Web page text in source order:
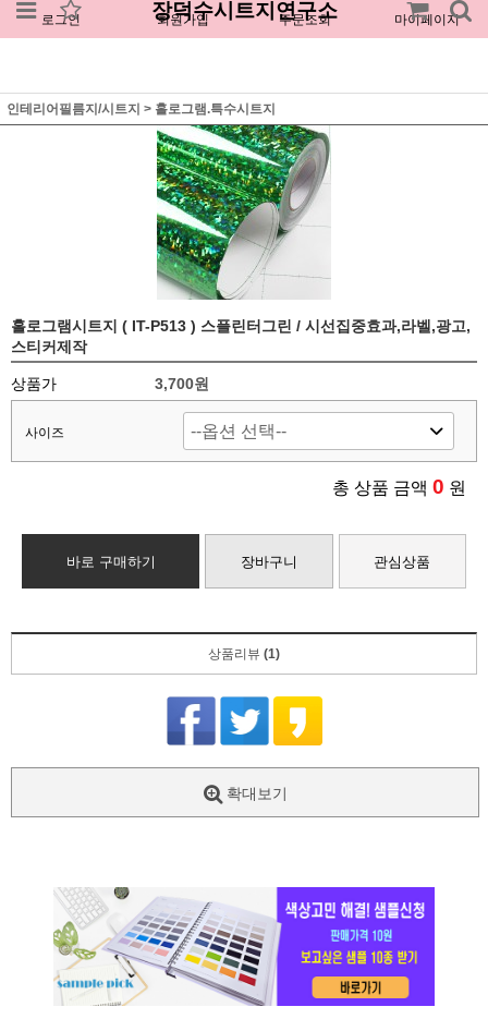
로그인 회원가입 주문조회 마이페이지
장덕수시트지연구소
인테리어필름지/시트지 > 홀로그램.특수시트지
홀로그램시트지 ( IT-P513 ) 스플린터그린 / 시선집중효과,라벨,광고,
스티커제작
상품가 3,700원
사이즈
총 상품 금액 0 원
바로 구매하기 장바구니 관심상품
상품리뷰 (1)
확대보기